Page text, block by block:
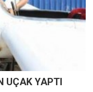
UÇAK YAPTI